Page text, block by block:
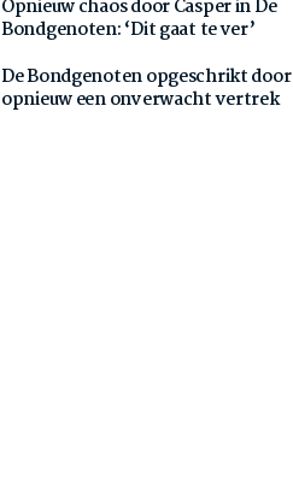
Opnieuw chaos door Casper in De
Bondgenoten: ‘Dit gaat te ver’
De Bondgenoten opgeschrikt door
opnieuw een onverwacht vertrek